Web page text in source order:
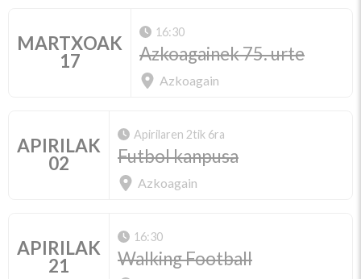
MARTXOAK
17
16:30
Azkoagainek 75. urte
Azkoagain
APIRILAK
02
Apirilaren 2tik 6ra
Futbol kanpusa
Azkoagain
APIRILAK
21
16:30
Walking Football